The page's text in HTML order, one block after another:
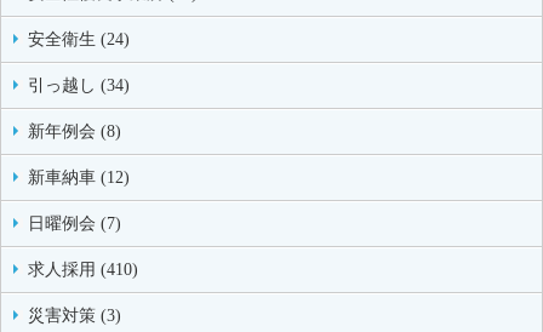
安全衛生 (24)
引っ越し (34)
新年例会 (8)
新車納車 (12)
日曜例会 (7)
求人採用 (410)
災害対策 (3)